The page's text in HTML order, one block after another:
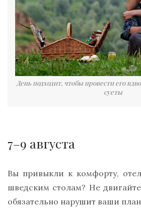
День подходит, чтобы провести его
суеты
7–9 августа
Вы привыкли к комфорту,
шведским столам? Не
обязательно нарушит ваши